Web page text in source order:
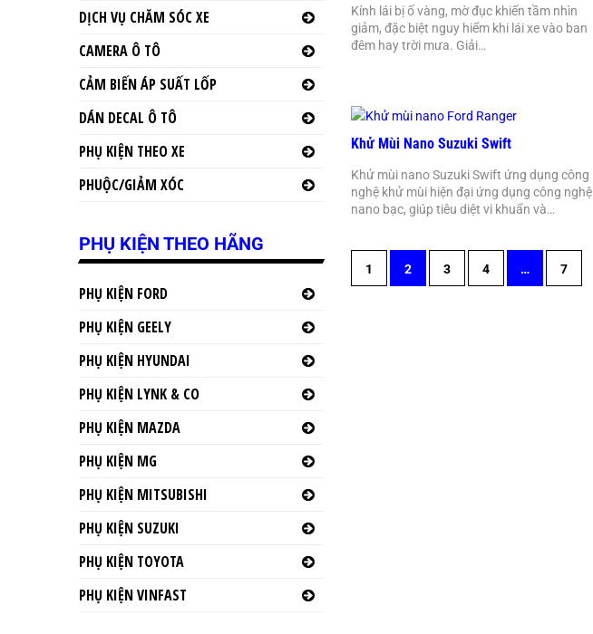
Kính lái bị ố vàng, mờ đục khiến tầm nhìn
giảm, đặc biệt nguy hiểm khi lái xe vào ban
đêm hay trời mưa. Giải…
Khử Mùi Nano Suzuki Swift
Khử mùi nano Suzuki Swift ứng dụng công
nghệ khử mùi hiện đại ứng dụng công nghệ
nano bạc, giúp tiêu diệt vi khuẩn và…
1 2 3 4 … 7
DỊCH VỤ CHĂM SÓC XE
CAMERA Ô TÔ
CẢM BIẾN ÁP SUẤT LỐP
DÁN DECAL Ô TÔ
PHỤ KIỆN THEO XE
PHUỘC/GIẢM XÓC
PHỤ KIỆN THEO HÃNG
PHỤ KIỆN FORD
PHỤ KIỆN GEELY
PHỤ KIỆN HYUNDAI
PHỤ KIỆN LYNK & CO
PHỤ KIỆN MAZDA
PHỤ KIỆN MG
PHỤ KIỆN MITSUBISHI
PHỤ KIỆN SUZUKI
PHỤ KIỆN TOYOTA
PHỤ KIỆN VINFAST